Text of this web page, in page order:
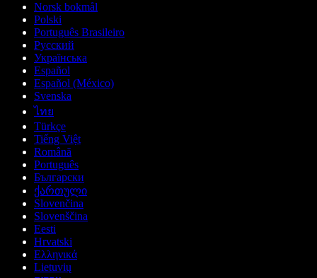
Norsk bokmål
Polski
Português Brasileiro
Русский
Українська
Español
Español (México)
Svenska
ไทย
Türkçe
Tiếng Việt
Română
Português
Български
ქართული
Slovenčina
Slovenščina
Eesti
Hrvatski
Ελληνικά
Lietuvių